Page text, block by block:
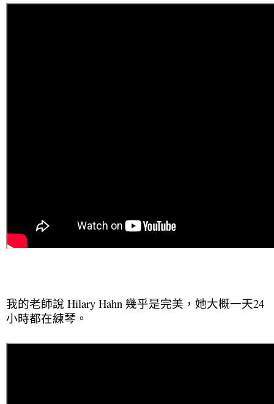
我的老師說 Hilary Hahn 幾乎是完美，她大概一天24
小時都在練琴。